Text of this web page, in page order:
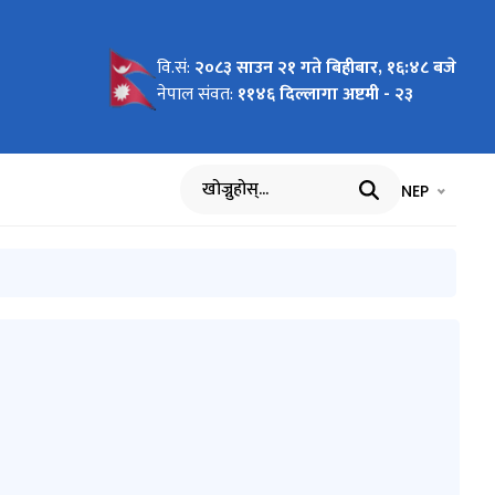
वि.सं: २०८३ साउन २१ गते बिहीबार, १६:४८ बजे
नेपाल संवत: ११४६ दिल्लागा अष्टमी - २३
खोज्नुहोस् भाषा चयन
NEP